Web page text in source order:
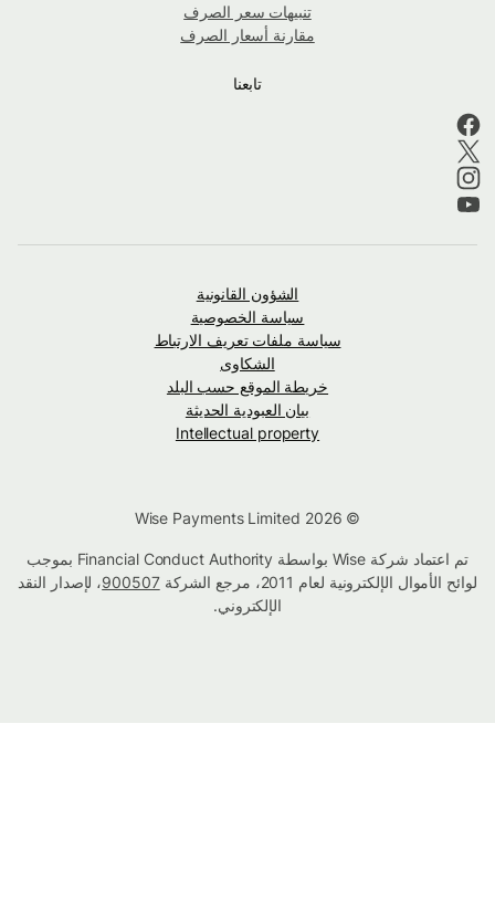
تنبيهات سعر الصرف
مقارنة أسعار الصرف
تابعنا
الشؤون القانونية
سياسة الخصوصية
سياسة ملفات تعريف الارتباط
الشكاوى
خريطة الموقع حسب البلد
بيان العبودية الحديثة
Intellectual property
تم اعتماد شركة Wise بواسطة Financial Conduct Authority بموجب
لوائح الأموال الإلكترونية لعام 2011، مرجع الشركة
900507، لإصدار النقد
الإلكتروني.